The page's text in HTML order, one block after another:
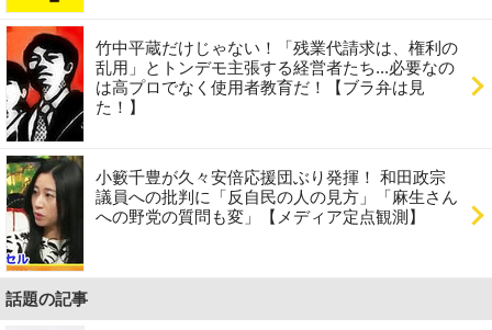
竹中平蔵だけじゃない！「残業代請求は、権利の
乱用」とトンデモ主張する経営者たち...必要なの
は高プロでなく使用者教育だ！【ブラ弁は見
た！】
小籔千豊が久々安倍応援団ぶり発揮！ 和田政宗
議員への批判に「反自民の人の見方」「麻生さん
への野党の質問も変」【メディア定点観測】
話題の記事